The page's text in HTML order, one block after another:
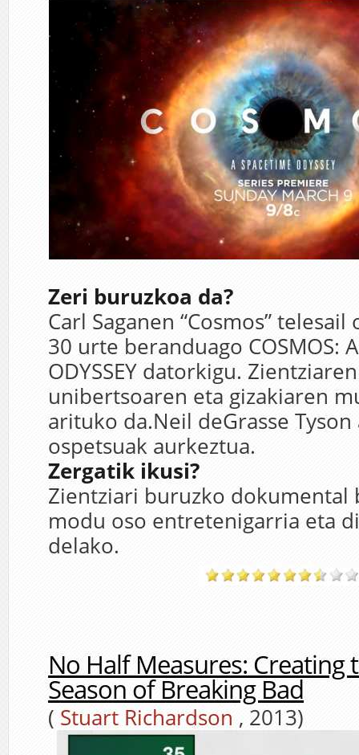
Zeri buruzkoa da?
Carl Saganen “Cosmos”
30 urte beranduago COSMOS: A
ODYSSEY datorkigu.
unibertsoaren eta gizakiaren
arituko da.Neil deGrasse
ospetsuak aurkeztua.
Zergatik ikusi?
Zientziari buruzko dokumental
modu oso entretenigarria eta
delako.
No Half Measures: Creating
Season of Breaking Bad
( Stuart Richardson , 2013)